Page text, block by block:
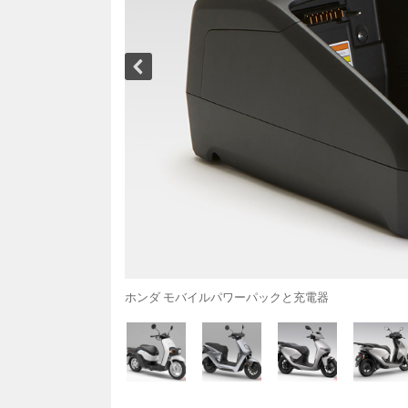
ホンダ モバイルパワーパックと充電器